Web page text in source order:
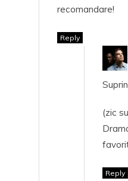
recomandare!
Reply
(zic
Reply